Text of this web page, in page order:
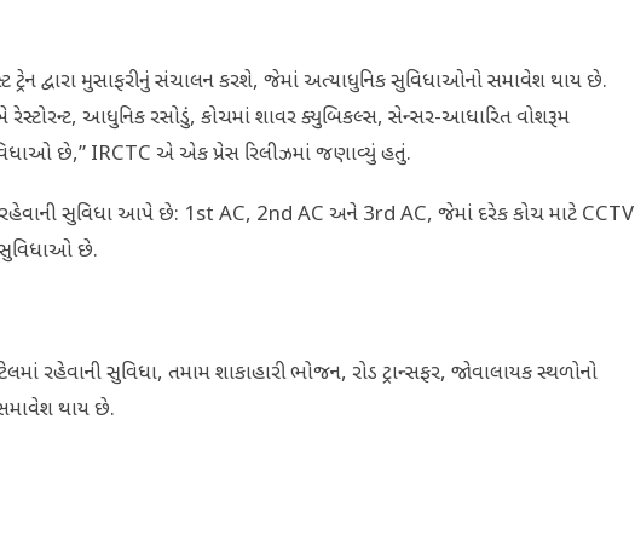
ટ્રેન દ્વારા મુસાફરીનું સંચાલન કરશે, જેમાં અત્યાધુનિક સુવિધાઓનો સમાવેશ થાય છે.
રેસ્ટોરન્ટ, આધુનિક રસોડું, કોચમાં શાવર ક્યુબિકલ્સ, સેન્સર-આધારિત વોશરૂમ
છે,” IRCTC એ એક પ્રેસ રિલીઝમાં જણાવ્યું હતું.
રહેવાની સુવિધા આપે છે: 1st AC, 2nd AC અને 3rd AC, જેમાં દરેક કોચ માટે CCTV
સુવિધાઓ છે.
રહેવાની સુવિધા, તમામ શાકાહારી ભોજન, રોડ ટ્રાન્સફર, જોવાલાયક સ્થળોનો
થાય છે.